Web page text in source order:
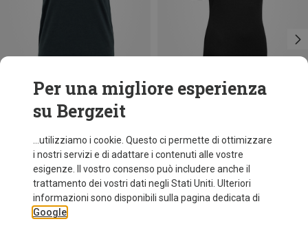
Risparmi 35%
Per una migliore esperienza
su Bergzeit
...utilizziamo i cookie. Questo ci permette di ottimizzare
i nostri servizi e di adattare i contenuti alle vostre
esigenze. Il vostro consenso può includere anche il
trattamento dei vostri dati negli Stati Uniti. Ulteriori
informazioni sono disponibili sulla pagina dedicata di
Google